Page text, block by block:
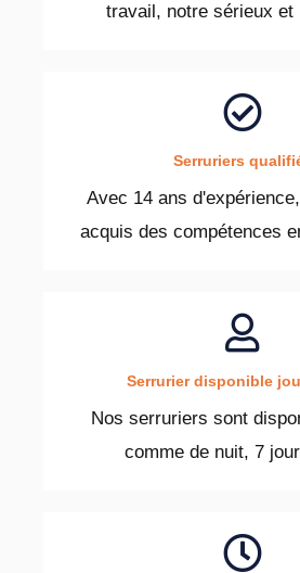
travail, notre sérieux et
Serruriers
Avec 14 ans
acquis des compétences
Serrurier disponible
Nos serruriers sont
comme de nuit, 7